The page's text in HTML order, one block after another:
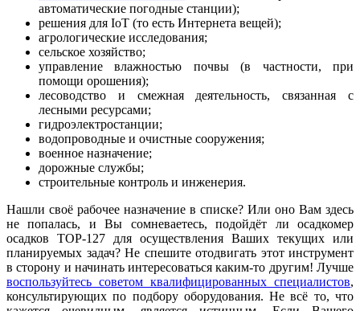
автоматические погодные станции);
решения для IoT (то есть Интернета вещей);
агрологические исследования;
сельское хозяйство;
управление влажностью почвы (в частности, при
помощи орошения);
лесоводство и смежная деятельность, связанная с
лесными ресурсами;
гидроэлектростанции;
водопроводные и очистные сооружения;
военное назначение;
дорожные службы;
строительные контроль и инженерия.
Нашли своё рабочее назначение в списке? Или оно Вам здесь
не попалась, и Вы сомневаетесь, подойдёт ли осадкомер
осадков ТОР-127 для осуществления Ваших текущих или
планируемых задач? Не спешите отодвигать этот инструмент
в сторону и начинать интересоваться каким-то другим! Лучше
воспользуйтесь советом квалифицированных специалистов,
консультирующих по подбору оборудования. Не всё то, что